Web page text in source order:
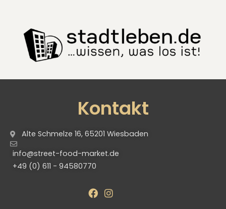
Kontakt
Alte Schmelze 16, 65201 Wiesbaden
info@street-food-market.de
+49 (0) 611 - 94580770